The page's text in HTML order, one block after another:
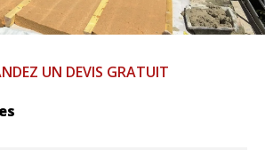
UN DEVIS GRATUIT